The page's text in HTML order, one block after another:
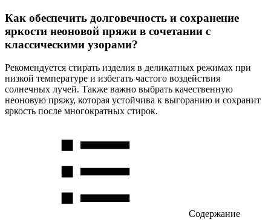
Как обеспечить долговечность и сохранение
яркости неоновой пряжи в сочетании с
классическими узорами?
Рекомендуется стирать изделия в деликатных режимах при
низкой температуре и избегать частого воздействия
солнечных лучей. Также важно выбрать качественную
неоновую пряжу, которая устойчива к выгоранию и сохранит
яркость после многократных стирок.
Содержание